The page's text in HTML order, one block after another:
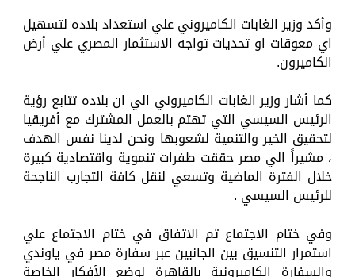
وأكد وزير الغابات الكاميروني علي استعداد بلاده لتسهيل
اي معوقات او تحديات تواجه الاستثمار المصري علي أرض
الكاميرون.
كما أشار وزير الغابات الكاميروني الي ان بلاده تتابع رؤية
الرئيس السيسي التي تهتم بالعمل المشترك مع أفريقيا
لتحقيق الخير والتنمية لشعوبها ونحن لدينا نفس الهدف
، مشيراً الي مصر حققت طفرات تنموية واقتصادية كبيرة
خلال الفترة الماضية وتسعي لنقل كافة التجارب الناجحة
للرئيس السيسي .
وفي ختام الاجتماع تم الاتفاق في ختام الاجتماع علي
استمرار التنسيق بين الجانبين عبر سفارة مصر في ياوندي